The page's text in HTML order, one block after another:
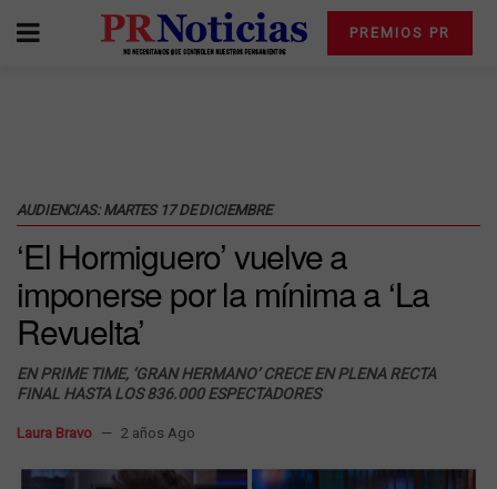
PREMIOS PR
AUDIENCIAS: MARTES 17 DE DICIEMBRE
‘El Hormiguero’ vuelve a
imponerse por la mínima a ‘La
Revuelta’
EN PRIME TIME, ‘GRAN HERMANO’ CRECE EN PLENA RECTA
FINAL HASTA LOS 836.000 ESPECTADORES
Laura Bravo 2 años Ago